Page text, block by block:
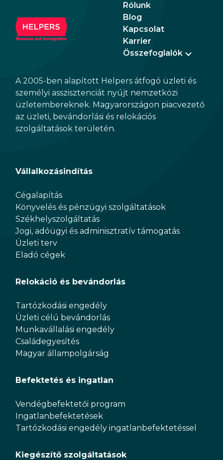
Rólunk
Blog
Kapcsolat
Karrier
Összefoglalók
A 2005-ben alapított Helpers átfogó üzleti és
személyi asszisztenciát nyújt nemzetközi
üzletembereknek. Magyarországon piacvezető
az üzleti, bevándorlási és relokációs
szolgáltatások területén.
Vállalkozásindítás
Cégalapítás
Könyvelés és pénzügyi szolgáltatások
Székhelyszolgáltatás
Jogi, adóügyi és adminisztratív támogatás
Üzleti terv
Eladó cégek
Relokáció és bevándorlás
Tartózkodási engedély
Üzleti célú bevándorlás
Munkavállalási engedély
Családegyesítés
Magyar állampolgárság
Befektetés és ingatlan
Vendégbefektetői program
Ingatlanbefektetések
Tartózkodási engedély ingatlanbefektetéssel
Kiegészítő szolgáltatások